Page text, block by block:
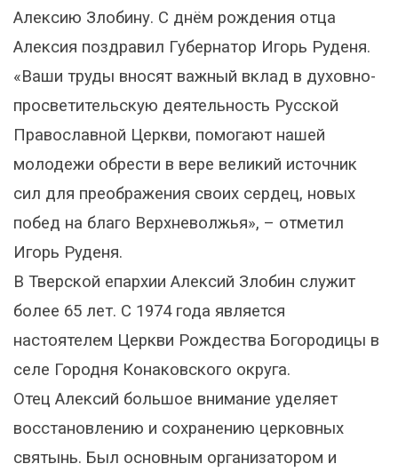
Алексию Злобину. С днём рождения отца
Алексия поздравил Губернатор Игорь Руденя.
«Ваши труды вносят важный вклад в духовно-
просветительскую деятельность Русской
Православной Церкви, помогают нашей
молодежи обрести в вере великий источник
сил для преображения своих сердец, новых
побед на благо Верхневолжья», – отметил
Игорь Руденя.
В Тверской епархии Алексий Злобин служит
более 65 лет. С 1974 года является
настоятелем Церкви Рождества Богородицы в
селе Городня Конаковского округа.
Отец Алексий большое внимание уделяет
восстановлению и сохранению церковных
святынь. Был основным организатором и